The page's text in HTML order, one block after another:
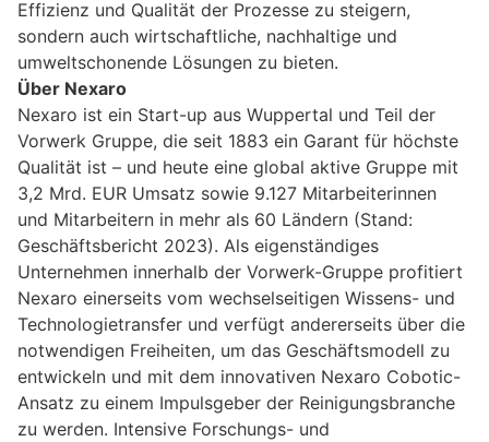
Effizienz und Qualität der Prozesse zu steigern,
sondern auch wirtschaftliche, nachhaltige und
umweltschonende Lösungen zu bieten.
Über Nexaro
Nexaro ist ein Start-up aus Wuppertal und Teil der
Vorwerk Gruppe, die seit 1883 ein Garant für höchste
Qualität ist – und heute eine global aktive Gruppe mit
3,2 Mrd. EUR Umsatz sowie 9.127 Mitarbeiterinnen
und Mitarbeitern in mehr als 60 Ländern (Stand:
Geschäftsbericht 2023). Als eigenständiges
Unternehmen innerhalb der Vorwerk-Gruppe profitiert
Nexaro einerseits vom wechselseitigen Wissens- und
Technologietransfer und verfügt andererseits über die
notwendigen Freiheiten, um das Geschäftsmodell zu
entwickeln und mit dem innovativen Nexaro Cobotic-
Ansatz zu einem Impulsgeber der Reinigungsbranche
zu werden. Intensive Forschungs- und